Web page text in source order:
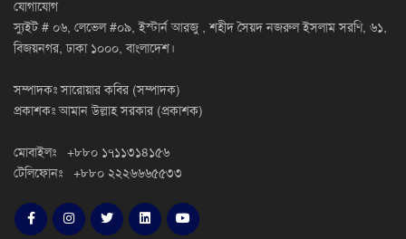
যোগাযোগ
স্যুইট # ০৬, লেভেল #০৯, ইস্টার্ন আরজু , শহীদ সৈয়দ নজরুল ইসলাম সরণি, ৬১,
বিজয়নগর, ঢাকা ১০০০, বাংলাদেশ।
সম্পাদকঃ সারোয়ার কবির (সম্পাদক)
প্রকাশকঃ আমান উল্লাহ সরকার (প্রকাশক)
মোবাইলঃ +৮৮০ ১৭১১৩১৪১৫৬
টেলিফোনঃ +৮৮০ ২২২৬৬৬৫৫৩৩